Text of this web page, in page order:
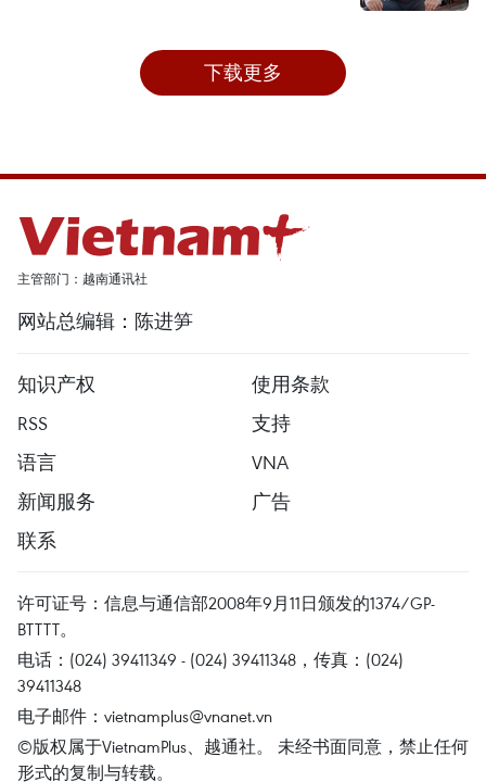
下载更多
主管部门：越南通讯社
网站总编辑：陈进笋
知识产权
使用条款
RSS
支持
语言
VNA
新闻服务
广告
联系
许可证号：信息与通信部2008年9月11日颁发的1374/GP-
BTTTT。
电话：(024) 39411349 - (024) 39411348，传真：(024)
39411348
电子邮件： vietnamplus@vnanet.vn
©版权属于VietnamPlus、越通社。 未经书面同意，禁止任何
形式的复制与转载。